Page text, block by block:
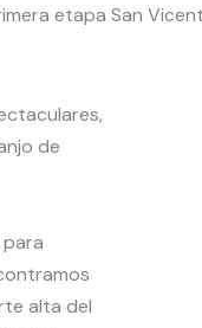
etapa San
de
alta del